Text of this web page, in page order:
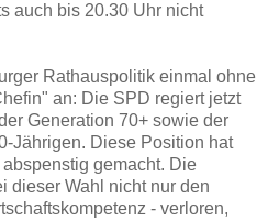
auch bis 20.30 Uhr nicht
Rathauspolitik einmal ohne
an: Die SPD regiert jetzt
Generation 70+ sowie der
Jährigen. Diese Position hat
gemacht. Die
dieser Wahl nicht nur den
- verloren,